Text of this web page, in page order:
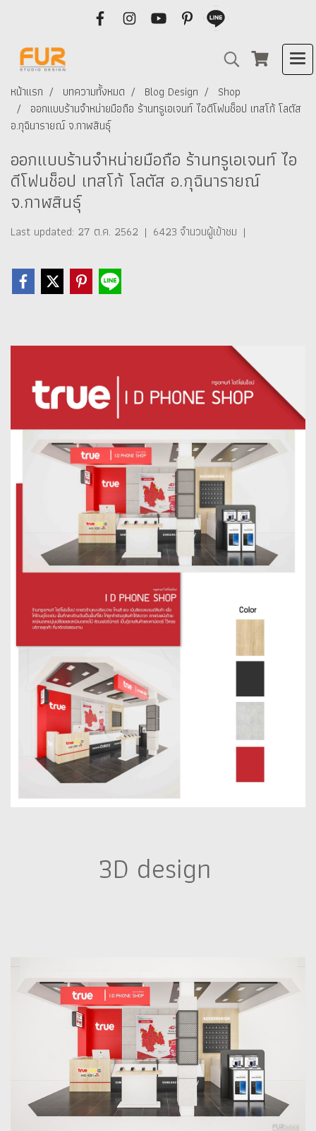
หน้าแรก บทความทั้งหมด Blog Design
Shop
ออกแบบร้านจำหน่ายมือถือ ร้านทรูเอเจนท์ ไอดีโฟนช็อป เทสโก้ โลตัส
อ.กุฉินารายณ์ จ.กาฬสินธุ์
ออกแบบร้านจำหน่ายมือถือ ร้านทรูเอเจนท์ ไอ
ดีโฟนช็อป เทสโก้ โลตัส อ.กุฉินารายณ์
จ.กาฬสินธุ์
Last updated: 27 ต.ค. 2562 | 6423 จำนวนผู้เข้าชม |
3D design